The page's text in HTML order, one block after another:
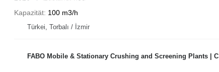
Kapazität 100 m3/h
Türkei, Torbalı / İzmir
FABO Mobile & Stationary Crushing and Screening Plants | Concrete Batching Plants Manufacturer